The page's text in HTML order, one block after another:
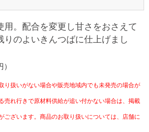
券
ロードカード
方法
取り
ング
書
ディングスの重点課題
基本方針
体制
2050
募集 物件募集・購入
報
用。配合を変更し甘さをおさえて
りのよいきんつばに仕上げまし
り扱いがない場合や販売地域内でも未発売の場合が
売れ行きで原材料供給が追い付かない場合は、掲載
ございます。商品のお取り扱いについては、店舗に